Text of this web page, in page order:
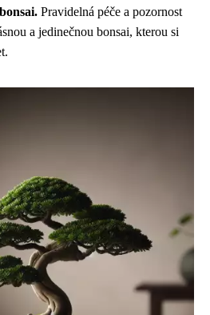
Pravidelná péče a pozornost
a jedinečnou bonsai, kterou si